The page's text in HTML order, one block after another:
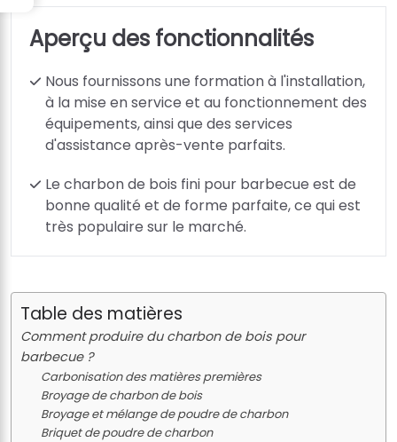
Aperçu des fonctionnalités
Nous fournissons une formation à l'installation,
à la mise en service et au fonctionnement des
équipements, ainsi que des services
d'assistance après-vente parfaits.
Le charbon de bois fini pour barbecue est de
bonne qualité et de forme parfaite, ce qui est
très populaire sur le marché.
Table des matières
Comment produire du charbon de bois pour
barbecue ?
Carbonisation des matières premières
Broyage de charbon de bois
Broyage et mélange de poudre de charbon
Briquet de poudre de charbon